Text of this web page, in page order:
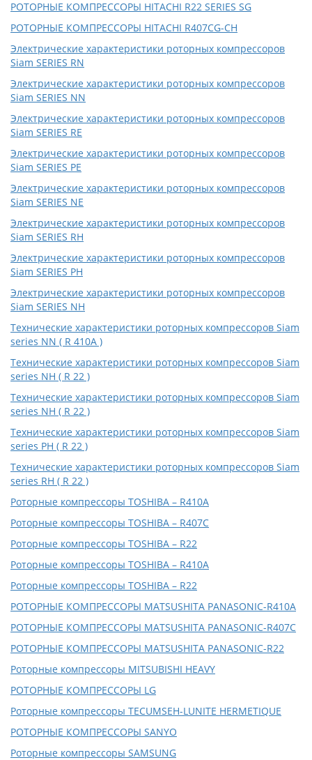
РОТОРНЫЕ КОМПРЕССОРЫ HITACHI R22 SERIES SG
РОТОРНЫЕ КОМПРЕССОРЫ HITACHI R407CG-CH
Электрические характеристики роторных компрессоров
Siam SERIES RN
Электрические характеристики роторных компрессоров
Siam SERIES NN
Электрические характеристики роторных компрессоров
Siam SERIES RE
Электрические характеристики роторных компрессоров
Siam SERIES PE
Электрические характеристики роторных компрессоров
Siam SERIES NE
Электрические характеристики роторных компрессоров
Siam SERIES RH
Электрические характеристики роторных компрессоров
Siam SERIES PH
Электрические характеристики роторных компрессоров
Siam SERIES NH
Технические характеристики роторных компрессоров Siam
series NN ( R 410A )
Технические характеристики роторных компрессоров Siam
series NH ( R 22 )
Технические характеристики роторных компрессоров Siam
series NH ( R 22 )
Технические характеристики роторных компрессоров Siam
series PH ( R 22 )
Технические характеристики роторных компрессоров Siam
series RH ( R 22 )
Роторные компрессоры TOSHIBA – R410A
Роторные компрессоры TOSHIBA – R407C
Роторные компрессоры TOSHIBA – R22
Роторные компрессоры TOSHIBA – R410A
Роторные компрессоры TOSHIBA – R22
РОТОРНЫЕ КОМПРЕССОРЫ MATSUSHITA PANASONIC-R410A
РОТОРНЫЕ КОМПРЕССОРЫ MATSUSHITA PANASONIC-R407C
РОТОРНЫЕ КОМПРЕССОРЫ MATSUSHITA PANASONIC-R22
Роторные компрессоры MITSUBISHI HEAVY
РОТОРНЫЕ КОМПРЕССОРЫ LG
Роторные компрессоры TECUMSEH-LUNITE HERMETIQUE
РОТОРНЫЕ КОМПРЕССОРЫ SANYO
Роторные компрессоры SAMSUNG